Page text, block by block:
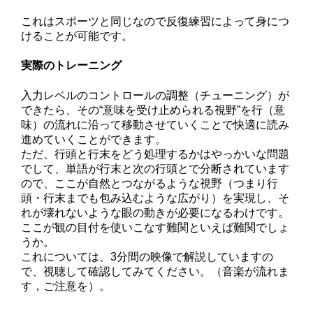
これはスポーツと同じなので反復練習によって身につ
けることが可能です。
実際のトレーニング
入力レベルのコントロールの調整（チューニング）が
できたら、その“意味を受け止められる視野”を行（意
味）の流れに沿って移動させていくことで快適に読み
進めていくことができます。
ただ、行頭と行末をどう処理するかはやっかいな問題
でして、単語が行末と次の行頭とで分断されています
ので、ここが自然とつながるような視野（つまり行
頭・行末までも包み込むような広がり）を実現し、そ
れが壊れないような眼の動きが必要になるわけです。
ここが観の目付を使いこなす難関といえば難関でしょ
うか。
これについては、3分間の映像で解説していますの
で、視聴して確認してみてください。（音楽が流れま
す，ご注意を）。